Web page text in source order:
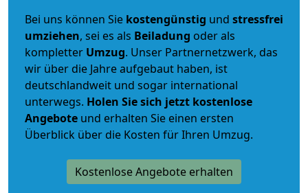
Bei uns können Sie kostengünstig und stressfrei
umziehen, sei es als Beiladung oder als
kompletter Umzug. Unser Partnernetzwerk, das
wir über die Jahre aufgebaut haben, ist
deutschlandweit und sogar international
unterwegs. Holen Sie sich jetzt kostenlose
Angebote und erhalten Sie einen ersten
Überblick über die Kosten für Ihren Umzug.
Kostenlose Angebote erhalten